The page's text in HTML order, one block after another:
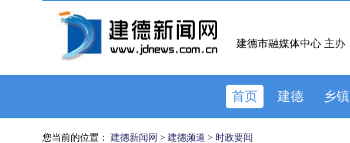
建德市融媒体中心 主办
首页 建德 乡镇
您当前的位置： 建德新闻网 > 建德频道 > 时政要闻